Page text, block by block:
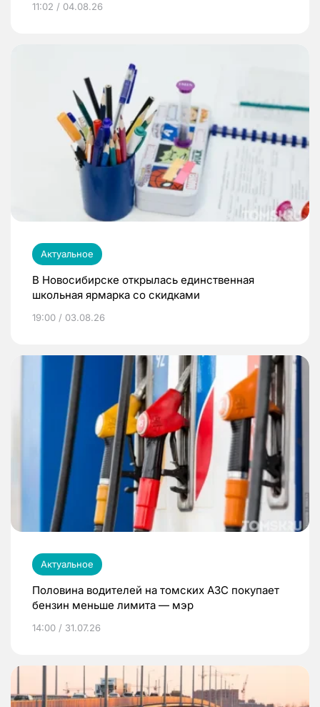
11:02 / 04.08.26
Актуальное
В Новосибирске открылась единственная
школьная ярмарка со скидками
19:00 / 03.08.26
Актуальное
Половина водителей на томских АЗС покупает
бензин меньше лимита — мэр
14:00 / 31.07.26